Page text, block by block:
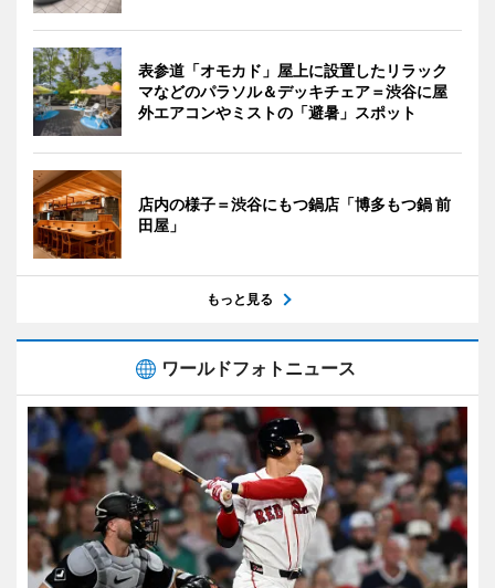
表参道「オモカド」屋上に設置したリラック
マなどのパラソル＆デッキチェア＝渋谷に屋
外エアコンやミストの「避暑」スポット
店内の様子＝渋谷にもつ鍋店「博多もつ鍋 前
田屋」
もっと見る
ワールドフォトニュース